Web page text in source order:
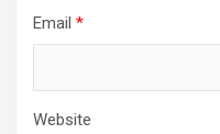
Email *
Website